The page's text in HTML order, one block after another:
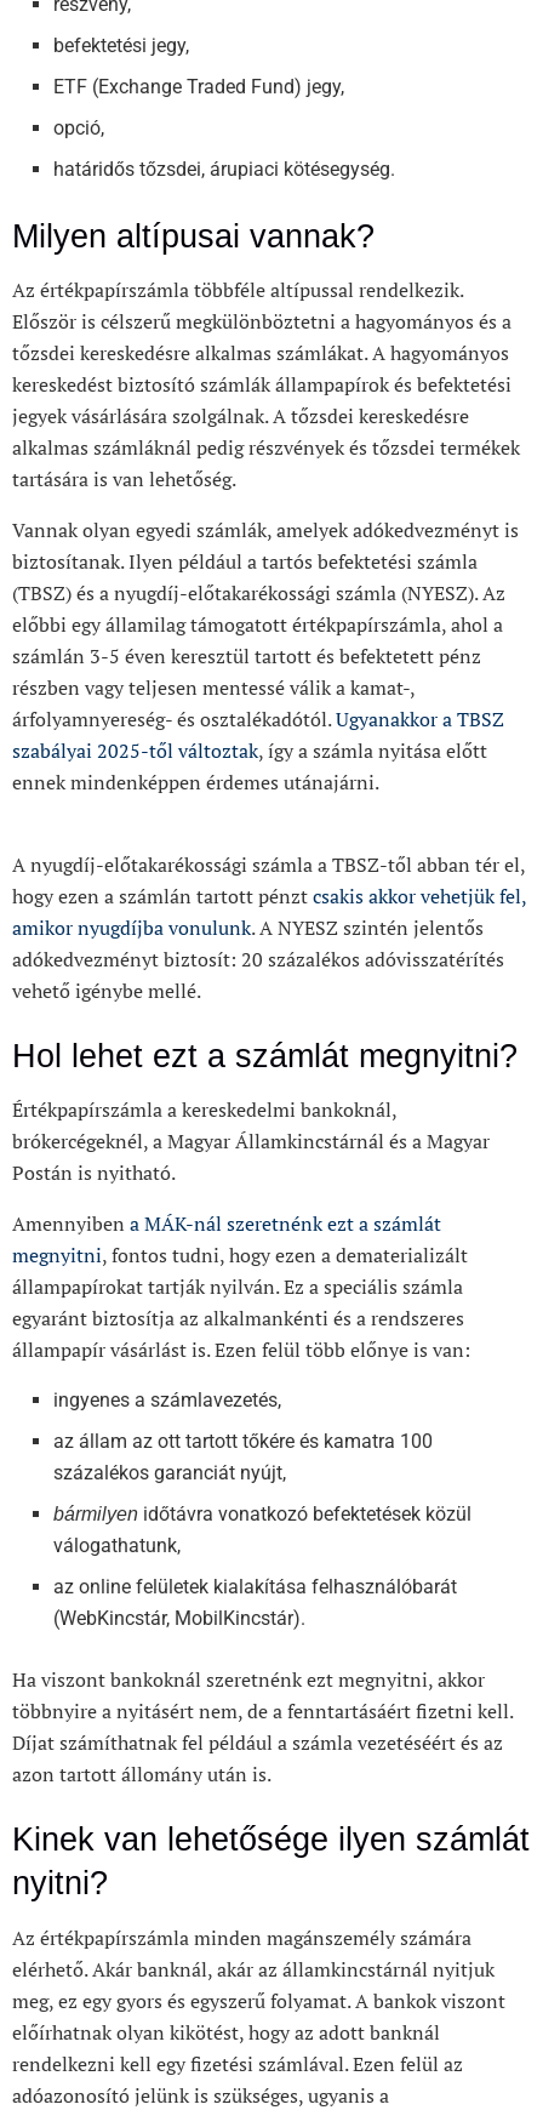
befektetési jegy,
ETF (Exchange Traded Fund) jegy,
opció,
határidős tőzsdei, árupiaci kötésegység.
Milyen altípusai vannak?
Az értékpapírszámla többfélealtípussal rendelkezik.
Először is célszerű megkülönböztetni a hagyományos és a
tőzsdei kereskedésre alkalmas számlákat. A hagyományos
kereskedést biztosító számlák állampapírok és befektetési
jegyek vásárlására szolgálnak. A tőzsdei kereskedésre
alkalmas számláknál pedig részvények és tőzsdei termékek
tartására is van lehetőség.
Vannak olyan egyedi számlák, amelyek adókedvezményt is
biztosítanak. Ilyen például a tartós befektetési számla
(TBSZ) és a nyugdíj-előtakarékossági számla (NYESZ). Az
előbbi egy államilag támogatott értékpapírszámla, ahol a
számlán 3-5 éven keresztül tartott és befektetett pénz
részben vagy teljesen mentessé válik a kamat-,
árfolyamnyereség- és osztalékadótól.Ugyanakkor a TBSZ
szabályai 2025-től változtak, így a számla nyitása előtt
ennek mindenképpen érdemes utánajárni.
A nyugdíj-előtakarékossági számla a TBSZ-től abban tér el,
hogy ezen a számlán tartott pénztcsakis akkor vehetjük fel,
amikor nyugdíjba vonulunk. A NYESZ szintén jelentős
adókedvezményt biztosít: 20 százalékos adóvisszatérítés
vehető igénybe mellé.
Hol lehet ezt a számlát megnyitni?
Értékpapírszámla a kereskedelmi bankoknál,
brókercégeknél, a Magyar Államkincstárnál és a Magyar
Postán is nyitható.
Amennyiben a MÁK-nál szeretnénk ezt a számlát
megnyitni, fontos tudni, hogy ezen a dematerializált
állampapírokat tartják nyilván. Ez a speciális számla
egyaránt biztosítja az alkalmankénti és a rendszeres
állampapír vásárlást is. Ezen felül több előnye is van:
ingyenes a számlavezetés,
az állam az ott tartott tőkére és kamatra 100
százalékos garanciát nyújt,
bármilyen időtávra vonatkozó befektetések közül
válogathatunk,
az online felületek kialakítása felhasználóbarát
(WebKincstár, MobilKincstár).
Ha viszont bankoknál szeretnénk ezt megnyitni, akkor
többnyire a nyitásért nem, de a fenntartásáért fizetni kell.
Díjat számíthatnak fel például a számla vezetéséért és az
azon tartott állomány után is.
Kinek van lehetősége ilyen számlát
nyitni?
Az értékpapírszámla minden magánszemély számára
elérhető. Akár banknál, akár az államkincstárnál nyitjuk
meg, ez egy gyors és egyszerű folyamat. A bankok viszont
előírhatnak olyan kikötést, hogy az adott banknál
rendelkezni kell egy fizetési számlával. Ezen felül az
adóazonosító jelünk is szükséges, ugyanis a